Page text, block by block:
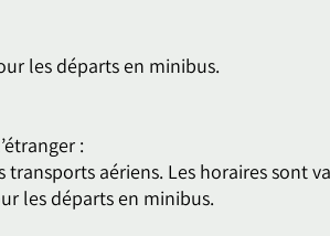
les départs en minibus.
:
aériens. Les horaires sont
les départs en minibus.